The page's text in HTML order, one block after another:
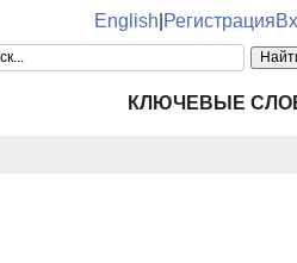
English Регистрация
КЛЮЧЕВЫЕ